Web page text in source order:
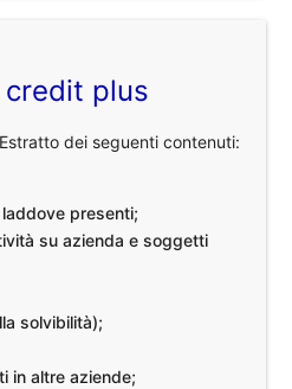
credit plus
dei seguenti contenuti:
presenti;
su azienda e soggetti
solvibilità);
in altre aziende;